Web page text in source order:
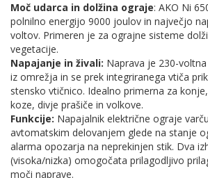
Moč udarca in dolžina ograje: AKO Ni
polnilno energijo 9000 joulov in največjo
voltov. Primeren je za ograjne sisteme
vegetacije.
Napajanje in živali: Naprava je 230-
iz omrežja in se prek integriranega vtiča
stensko vtičnico. Idealno primerna za
koze, divje prašiče in volkove.
Funkcije: Napajalnik električne ograje
avtomatskim delovanjem glede na stanje
alarma opozarja na neprekinjen stik. Dva
(visoka/nizka) omogočata prilagodljivo
moči naprave.